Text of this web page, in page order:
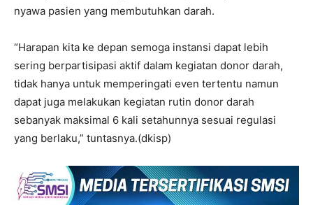
nyawa pasien yang membutuhkan darah.
“Harapan kita ke depan semoga instansi dapat lebih
sering berpartisipasi aktif dalam kegiatan donor darah,
tidak hanya untuk memperingati even tertentu namun
dapat juga melakukan kegiatan rutin donor darah
sebanyak maksimal 6 kali setahunnya sesuai regulasi
yang berlaku,” tuntasnya.(dkisp)